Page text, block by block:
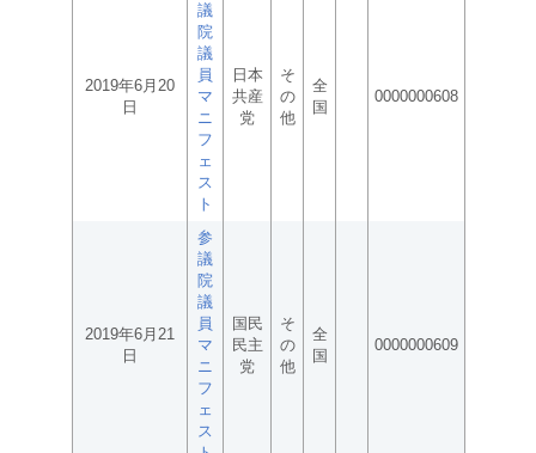
2019年6月20
日
議
院
議
員
マ
ニ
フ
ェ
ス
ト
日本
共産
党
そ
の
他
全
国
0000000608
2019年6月21
日
参
議
院
議
員
マ
ニ
フ
ェ
ス
国民
民主
党
そ
の
他
全
国
0000000609